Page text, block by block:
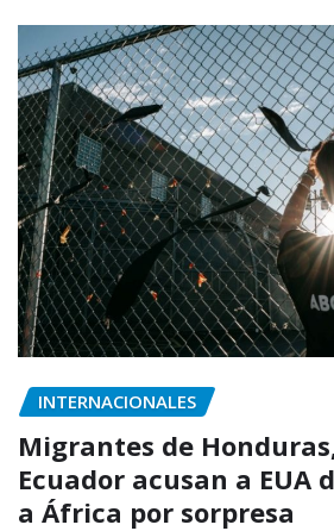
INTERNACIONALES
Migrantes de
Ecuador acusan a EUA
a África por sorpresa